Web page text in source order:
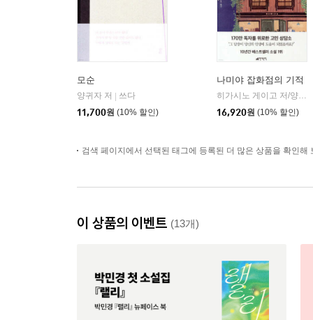
모순
양귀자 저
쓰다
11,700원 (10% 할인)
나미야 잡화점의 기적
히가시노 게이고 저/양윤옥 역
16,920원 (10% 할인)
검색 페이지에서 선택된 태그에 등록된 더 많은 상품을 확인해
이 상품의 이벤트 (13개)